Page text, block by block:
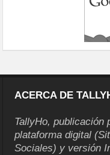
ACERCA DE
TallyHo, publicación
plataforma digital
Sociales) y versión